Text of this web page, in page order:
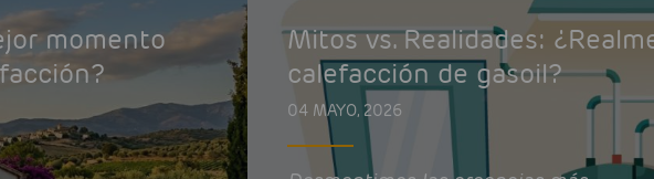
momento
Mitos vs. Realidades:
calefacción de gasoil?
04 MAYO, 2026